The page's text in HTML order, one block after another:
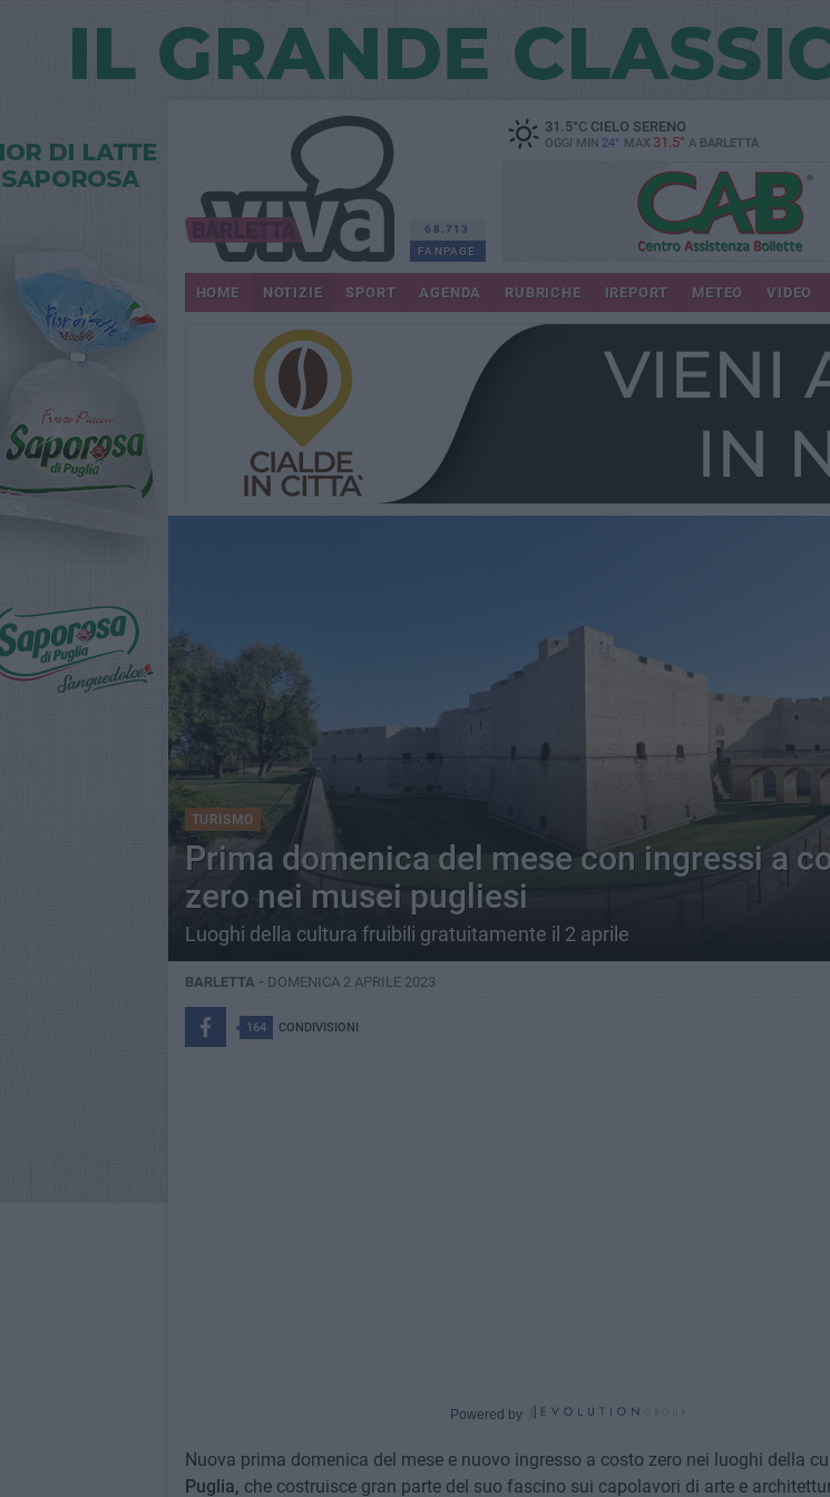
68.713
FANPAGE
31.5°CCIELO SERENO
OGGI MIN 24° MAX 31.5° A BARLETTA
HOME NOTIZIE SPORT AGENDA RUBRICHE IREPORT METEO VIDEO
TURISMO
Prima domenica del mese con ingressi a
zero nei musei pugliesi
Luoghi della cultura fruibili gratuitamente il 2 aprile
BARLETTA - DOMENICA 2 APRILE 2023
164 CONDIVISIONI
Powered by
Nuova prima domenica del mese e nuovo ingresso a costo zero nei luoghi della
Puglia, che costruisce gran parte del suo fascino sui capolavori di arte e